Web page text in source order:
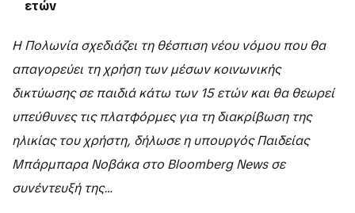
ετών
Η Πολωνία σχεδιάζει τη θέσπιση νέου νόμου που θα
απαγορεύει τη χρήση των μέσων κοινωνικής
δικτύωσης σε παιδιά κάτω των 15 ετών και θα θεωρεί
υπεύθυνες τις πλατφόρμες για τη διακρίβωση της
ηλικίας του χρήστη, δήλωσε η υπουργός Παιδείας
Μπάρμπαρα Νοβάκα στο Bloomberg News σε
συνέντευξή της…